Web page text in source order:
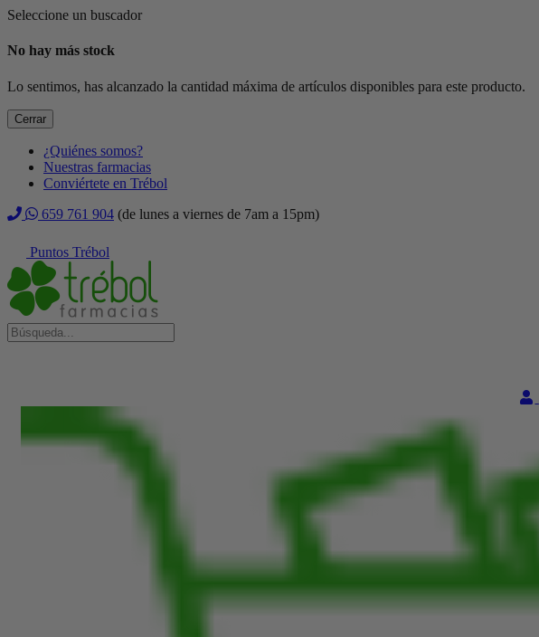
Seleccione un buscador
No hay más stock
Lo sentimos, has alcanzado la cantidad máxima de artículos disponibles para este producto.
Cerrar
¿Quiénes somos?
Nuestras farmacias
Conviértete en Trébol
659 761 904 (de lunes a viernes de 7am a 15pm)
Puntos Trébol